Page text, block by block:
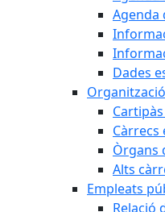
Agenda
Dades
Càrrecs
Òrgans
Alts
Empleats
Relació